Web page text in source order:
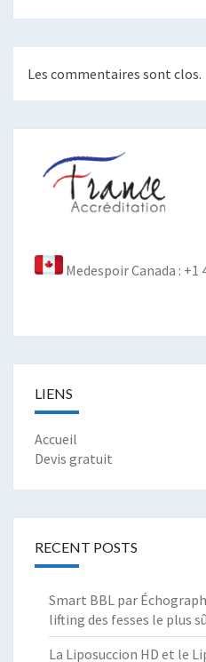
Les commentaires sont clos.
Medespoir Canada : +1
LIENS
Accueil
Devis gratuit
RECENT POSTS
Smart BBL par
lifting des fesses le plus
La Liposuccion HD et le